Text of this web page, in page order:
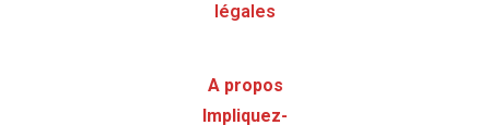
légales
A propos
Impliquez-